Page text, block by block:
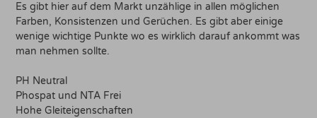
Es gibt hier auf dem Markt unzählige in allen möglichen
Farben, Konsistenzen und Gerüchen. Es gibt aber einige
wenige wichtige Punkte wo es wirklich darauf ankommt was
man nehmen sollte.
PH Neutral
Phospat und NTA Frei
Hohe Gleiteigenschaften